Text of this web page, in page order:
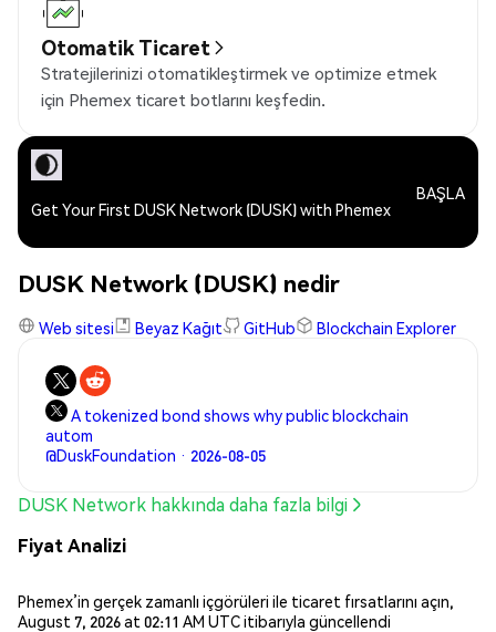
Otomatik Ticaret
Stratejilerinizi otomatikleştirmek ve optimize etmek
için Phemex ticaret botlarını keşfedin.
Get Your First DUSK Network (DUSK) with Phemex
BAŞLA
DUSK Network (DUSK) nedir
Web sitesi Beyaz Kağıt GitHub Blockchain Explorer
A tokenized bond shows why public blockchain
autom
@DuskFoundation · 2026-08-05
DUSK Network hakkında daha fazla bilgi
Fiyat Analizi
Phemex’in gerçek zamanlı içgörüleri ile ticaret fırsatlarını açın,
August 7, 2026 at 02:11 AM UTC itibarıyla güncellendi